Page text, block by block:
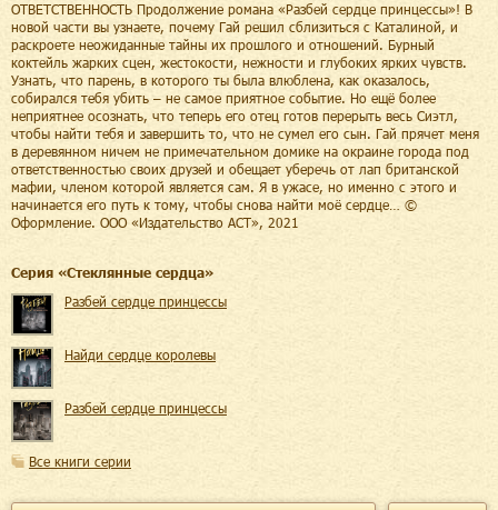
ОТВЕТСТВЕННОСТЬ Продолжение романа «Разбей сердце принцессы»! В
новой части вы узнаете, почему Гай решил сблизиться с Каталиной, и
раскроете неожиданные тайны их прошлого и отношений. Бурный
коктейль жарких сцен, жестокости, нежности и глубоких ярких чувств.
Узнать, что парень, в которого ты была влюблена, как оказалось,
собирался тебя убить – не самое приятное событие. Но ещё более
неприятнее осознать, что теперь его отец готов перерыть весь Сиэтл,
чтобы найти тебя и завершить то, что не сумел его сын. Гай прячет меня
в деревянном ничем не примечательном домике на окраине города под
ответственностью своих друзей и обещает уберечь от лап британской
мафии, членом которой является сам. Я в ужасе, но именно с этого и
начинается его путь к тому, чтобы снова найти моё сердце… ©
Оформление. ООО «Издательство АСТ», 2021
Cерия «Стеклянные сердца»
Разбей сердце принцессы
Найди сердце королевы
Разбей сердце принцессы
Все книги серии